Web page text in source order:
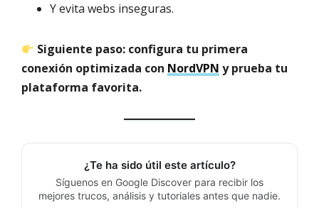
Y evita webs inseguras.
Siguiente paso: configura tu primera
conexión optimizada con NordVPN y prueba tu
plataforma favorita.
¿Te ha sido útil este artículo?
Síguenos en Google Discover para recibir los
mejores trucos, análisis y tutoriales antes que nadie.